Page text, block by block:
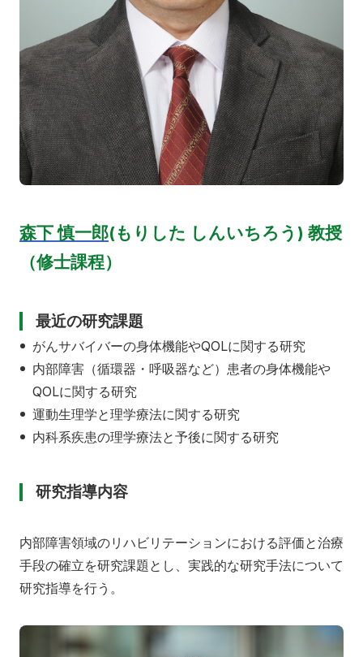
森下 慎一郎(もりした しんいちろう) 教授
（修士課程）
最近の研究課題
がんサバイバーの身体機能やQOLに関する研究
内部障害（循環器・呼吸器など）患者の身体機能や
QOLに関する研究
運動生理学と理学療法に関する研究
内科系疾患の理学療法と予後に関する研究
研究指導内容
内部障害領域のリハビリテーションにおける評価と治療
手段の確立を研究課題とし、実践的な研究手法について
研究指導を行う。